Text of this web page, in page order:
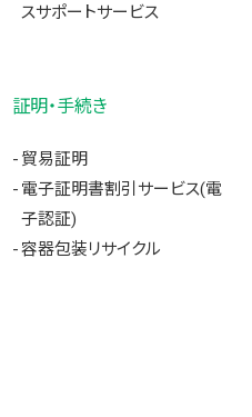
スサポートサービス
証明・手続き
貿易証明
電子証明書割引サービス(電
子認証)
容器包装リサイクル